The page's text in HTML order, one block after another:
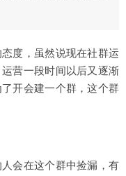
度，虽然说现在社群运
营一段时间以后又逐渐
开会建一个群，这个群
会在这个群中捡漏，有